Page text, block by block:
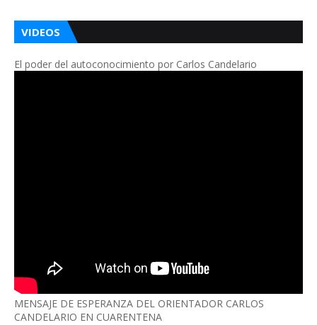
VIDEOS
El poder del autoconocimiento por Carlos Candelario
MENSAJE DE ESPERANZA DEL ORIENTADOR CARLOS
CANDELARIO EN CUARENTENA